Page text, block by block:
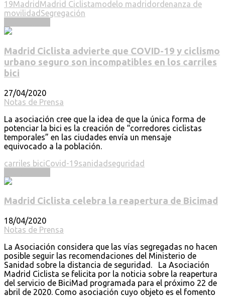
19Madrid Madrid Ciclistamodelo madrid ordenanza de
movilidad Segregación
Madrid Ciclista advierte que COVID-19 y ciclismo
urbano seguro son incompatibles en los carriles
bici
27/04/2020
Notas de Prensa
La asociación cree que la idea de que la única forma de
potenciar la bici es la creación de “corredores ciclistas
temporales” en las ciudades envía un mensaje
equivocado a la población.
carriles biciCovid-19sanidad seguridad
Madrid Ciclista celebra la reapertura de Bicimad
18/04/2020
Notas de Prensa
La Asociación considera que las vías segregadas no hacen
posible seguir las recomendaciones del Ministerio de
Sanidad sobre la distancia de seguridad. La Asociación
Madrid Ciclista se felicita por la noticia sobre la reapertura
del servicio de BiciMad programada para el próximo 22 de
abril de 2020. Como asociación cuyo objeto es el fomento